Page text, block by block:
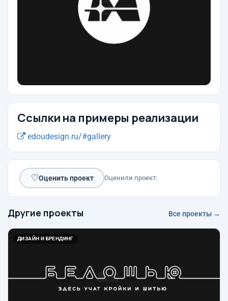
Ссылки на примеры реализации
edoudesign.ru/#gallery
♡Оценить проект Оценили проект:
Другие проекты Все проекты →
ДИЗАЙН И БРЕНДИНГ